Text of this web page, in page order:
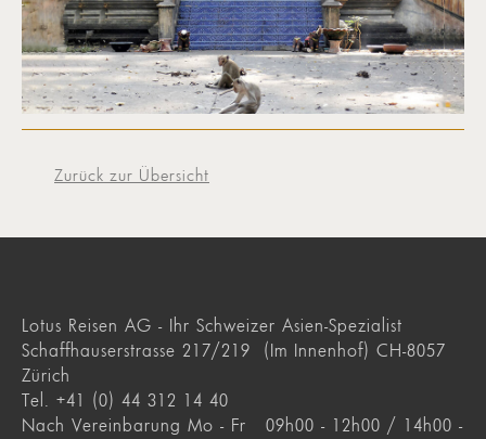
Zurück zur Übersicht
Lotus Reisen AG - Ihr Schweizer Asien-Spezialist
Schaffhauserstrasse 217/219 (Im Innenhof) CH-8057
Zürich
Tel. +41 (0) 44 312 14 40
Nach Vereinbarung Mo - Fr 09h00 - 12h00 / 14h00 -